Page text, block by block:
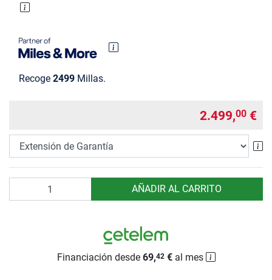
Recoge 2499 Millas.
2.499,00 €
AÑADIR AL CARRITO
Financiación desde 69,42€al mes